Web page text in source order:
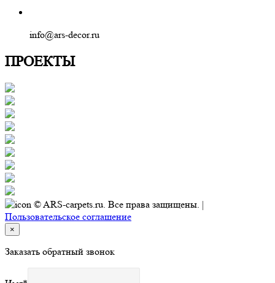
info@ars-decor.ru
ПРОЕКТЫ
© ARS-carpets.ru. Все права защищены. |
Пользовательское соглашение
×
Заказать обратный звонок